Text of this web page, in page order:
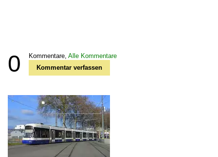
0 Kommentare, Alle Kommentare
Kommentar verfassen